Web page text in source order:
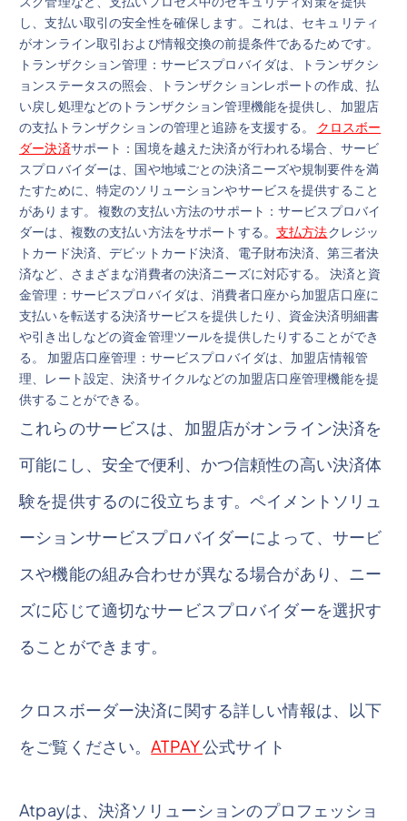
し、支払い取引の安全性を確保します。これは、セキュリティ
がオンライン取引および情報交換の前提条件であるためです。
トランザクション管理：サービスプロバイダは、トランザクシ
ョンステータスの照会、トランザクションレポートの作成、払
い戻し処理などのトランザクション管理機能を提供し、加盟店
の支払トランザクションの管理と追跡を支援する。 クロスボー
ダー決済サポート：国境を越えた決済が行われる場合、サービ
スプロバイダーは、国や地域ごとの決済ニーズや規制要件を満
たすために、特定のソリューションやサービスを提供すること
があります。 複数の支払い方法のサポート：サービスプロバイ
ダーは、複数の支払い方法をサポートする。 支払方法クレジッ
トカード決済、デビットカード決済、電子財布決済、第三者決
済など、さまざまな消費者の決済ニーズに対応する。 決済と資
金管理：サービスプロバイダは、消費者口座から加盟店口座に
支払いを転送する決済サービスを提供したり、資金決済明細書
や引き出しなどの資金管理ツールを提供したりすることができ
る。 加盟店口座管理：サービスプロバイダは、加盟店情報管
理、レート設定、決済サイクルなどの加盟店口座管理機能を提
供することができる。
これらのサービスは、加盟店がオンライン決済を
可能にし、安全で便利、かつ信頼性の高い決済体
験を提供するのに役立ちます。ペイメントソリュ
ーションサービスプロバイダーによって、サービ
スや機能の組み合わせが異なる場合があり、ニー
ズに応じて適切なサービスプロバイダーを選択す
ることができます。
クロスボーダー決済に関する詳しい情報は、以下
をご覧ください。ATPAY公式サイト
Atpayは、決済ソリューションのプロフェッショ